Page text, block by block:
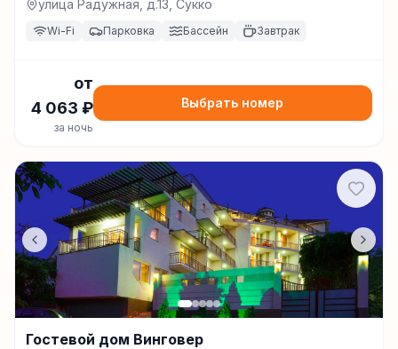
улица Радужная, д.13, Сукко
Wi-Fi Парковка Бассейн Завтрак
от
4 063 ₽
за ночь
Выбрать номер
Гостевой дом Винговер